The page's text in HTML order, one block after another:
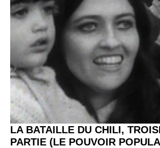
LA BATAILLE DU CHILI,
PARTIE (LE POUVOIR